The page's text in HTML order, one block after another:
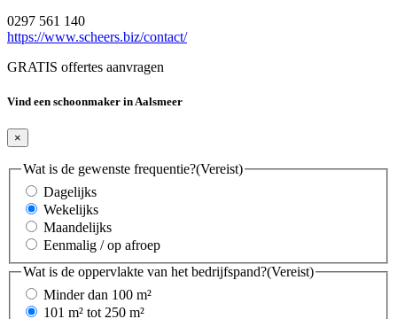
0297 561 140
https://www.scheers.biz/contact/
GRATIS offertes aanvragen
Vind een schoonmaker in Aalsmeer
×
Wat is de gewenste frequentie?(Vereist)
Dagelijks
Wekelijks
Maandelijks
Eenmalig / op afroep
Wat is de oppervlakte van het bedrijfspand?(Vereist)
Minder dan 100 m²
101 m² tot 250 m²